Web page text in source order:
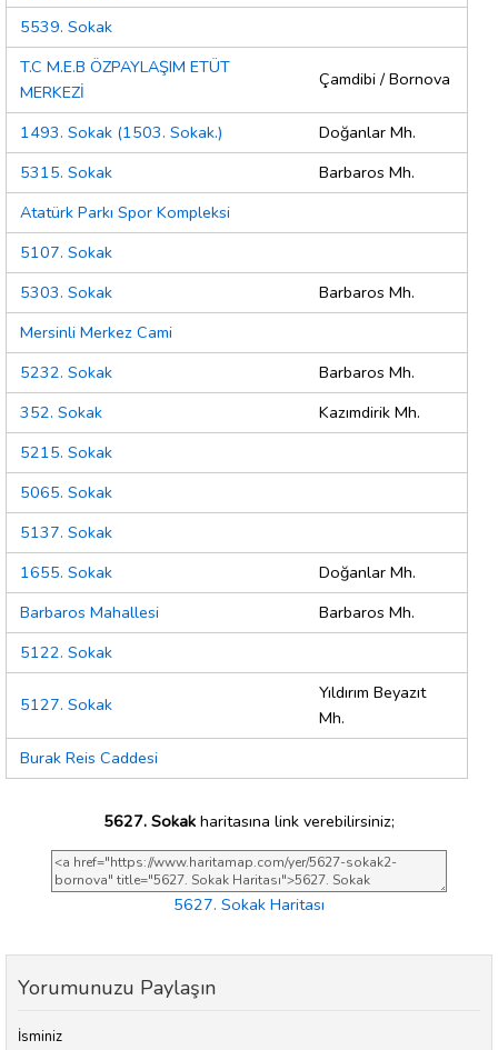
5539. Sokak
T.C M.E.B ÖZPAYLAŞIM ETÜT
MERKEZİ
Çamdibi / Bornova
1493. Sokak (1503. Sokak.)
Doğanlar Mh.
5315. Sokak
Barbaros Mh.
Atatürk Parkı Spor Kompleksi
5107. Sokak
5303. Sokak
Barbaros Mh.
Mersinli Merkez Cami
5232. Sokak
Barbaros Mh.
352. Sokak
Kazımdirik Mh.
5215. Sokak
5065. Sokak
5137. Sokak
1655. Sokak
Doğanlar Mh.
Barbaros Mahallesi
Barbaros Mh.
5122. Sokak
5127. Sokak
Yıldırım Beyazıt
Mh.
Burak Reis Caddesi
5627. Sokak haritasına link verebilirsiniz;
5627. Sokak Haritası
Yorumunuzu Paylaşın
İsminiz